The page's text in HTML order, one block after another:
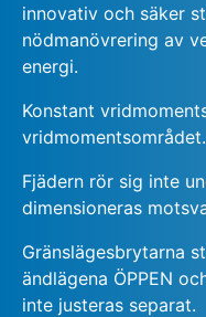
innovativ och säker
nödmanövrering av
energi.
Konstant
vridmomentsområdet.
Fjädern rör sig inte
dimensioneras
Gränslägesbrytarna
ändlägena ÖPPEN
inte justeras separat.